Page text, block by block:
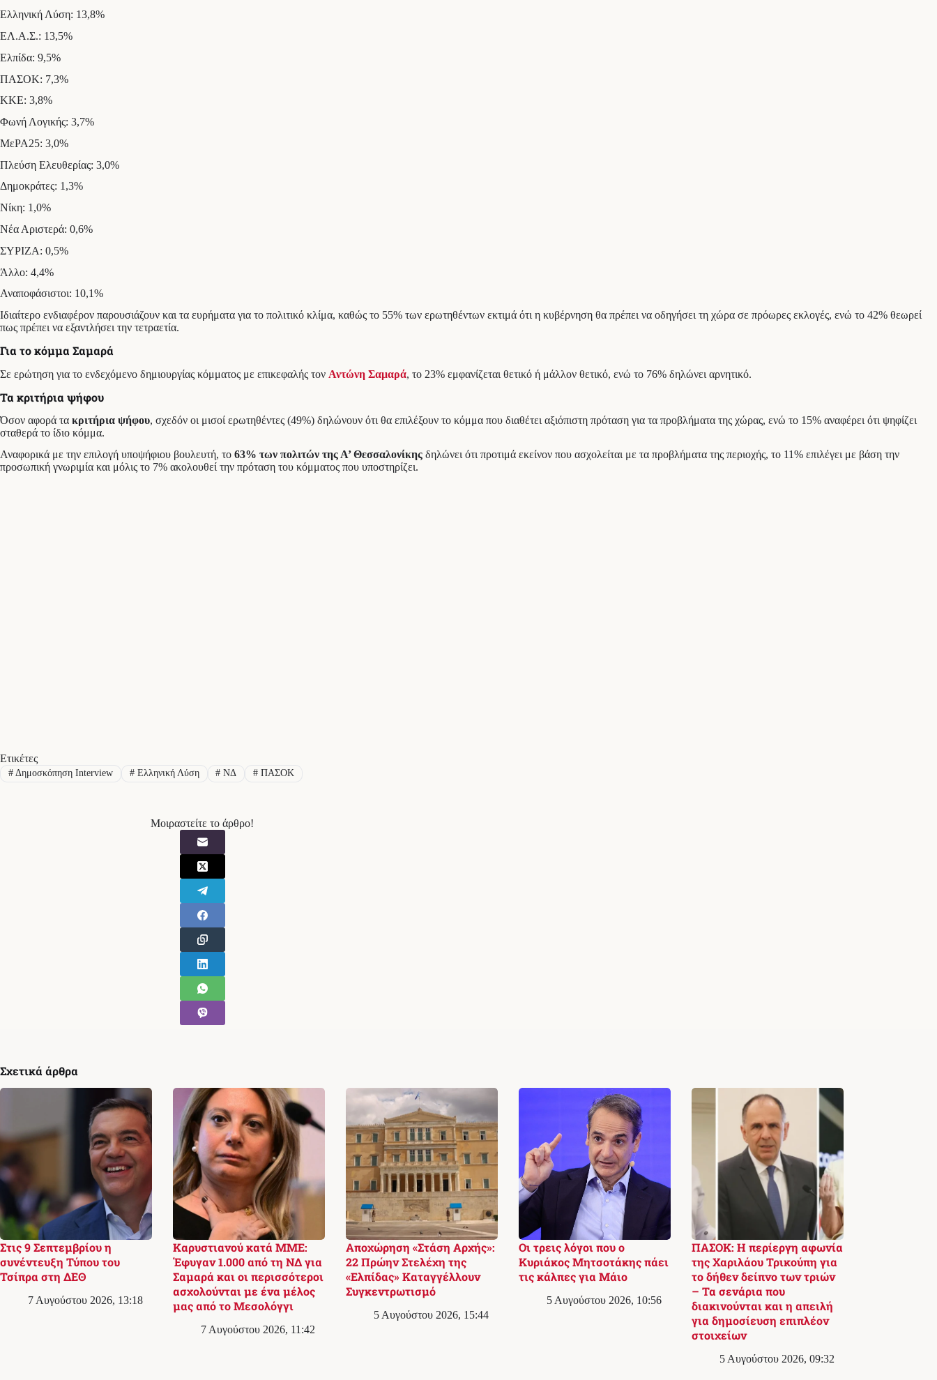
Ελληνική Λύση: 13,8%
ΕΛ.Α.Σ.: 13,5%
Ελπίδα: 9,5%
ΠΑΣΟΚ: 7,3%
ΚΚΕ: 3,8%
Φωνή Λογικής: 3,7%
ΜεΡΑ25: 3,0%
Πλεύση Ελευθερίας: 3,0%
Δημοκράτες: 1,3%
Νίκη: 1,0%
Νέα Αριστερά: 0,6%
ΣΥΡΙΖΑ: 0,5%
Άλλο: 4,4%
Αναποφάσιστοι: 10,1%
Ιδιαίτερο ενδιαφέρον παρουσιάζουν και τα ευρήματα για το πολιτικό κλίμα, καθώς το 55% των ερωτηθέντων εκτιμά ότι η κυβέρνηση θα πρέπει να οδηγήσει τη χώρα σε πρόωρες εκλογές, ενώ το 42% θεωρεί
πως πρέπει να εξαντλήσει την τετραετία.
Για το κόμμα Σαμαρά
Σε ερώτηση για το ενδεχόμενο δημιουργίας κόμματος με επικεφαλής τον Αντώνη Σαμαρά, το 23% εμφανίζεται θετικό ή μάλλον θετικό, ενώ το 76% δηλώνει αρνητικό.
Τα κριτήρια ψήφου
Όσον αφορά τα κριτήρια ψήφου, σχεδόν οι μισοί ερωτηθέντες (49%) δηλώνουν ότι θα επιλέξουν το κόμμα που διαθέτει αξιόπιστη πρόταση για τα προβλήματα της χώρας, ενώ το 15% αναφέρει ότι ψηφίζει
σταθερά το ίδιο κόμμα.
Αναφορικά με την επιλογή υποψήφιου βουλευτή, το 63% των πολιτών της Α’ Θεσσαλονίκης δηλώνει ότι προτιμά εκείνον που ασχολείται με τα προβλήματα της περιοχής, το 11% επιλέγει με βάση την
προσωπική γνωριμία και μόλις το 7% ακολουθεί την πρόταση του κόμματος που υποστηρίζει.
Ετικέτες
#Δημοσκόπηση Interview #Ελληνική Λύση # ΝΔ # ΠΑΣΟΚ
Μοιραστείτε το άρθρο!
Σχετικά άρθρα
Στις 9 Σεπτεμβρίου η
συνέντευξη Τύπου του
Τσίπρα στη ΔΕΘ
7 Αυγούστου 2026, 13:18
Καρυστιανού κατά ΜΜΕ:
Έφυγαν 1.000 από τη ΝΔ για
Σαμαρά και οι περισσότεροι
ασχολούνται με ένα μέλος
μας από το Μεσολόγγι
7 Αυγούστου 2026, 11:42
Αποχώρηση «Στάση Αρχής»:
22 Πρώην Στελέχη της
«Ελπίδας» Καταγγέλλουν
Συγκεντρωτισμό
5 Αυγούστου 2026, 15:44
Οι τρεις λόγοι που ο
Κυριάκος Μητσοτάκης πάει
τις κάλπες για Μάιο
5 Αυγούστου 2026, 10:56
ΠΑΣΟΚ: Η περίεργη αφωνία
της Χαριλάου Τρικούπη για
το δήθεν δείπνο των τριών
– Τα σενάρια που
διακινούνται και η απειλή
για δημοσίευση επιπλέον
στοιχείων
5 Αυγούστου 2026, 09:32